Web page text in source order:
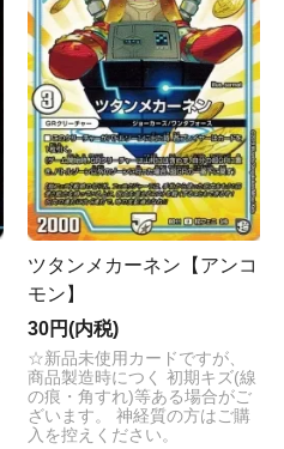
ツタンメカーネン【アンコ
モン】
30円(内税)
☆新品未使用カードですが、
商品製造時につく 初期キズ(線
の痕・角すれ)等ある場合がご
ざいます。 神経質の方はご購
入を控えください。